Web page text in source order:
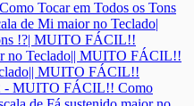
Tocar em Todos os Tons
de Mi maior no Teclado|
!?| MUITO FÁCIL!!
no Teclado|| MUITO FÁCIL!!
MUITO FÁCIL!!
- MUITO FÁCIL!! Como